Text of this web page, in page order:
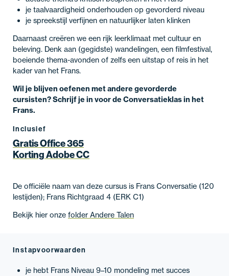
je taalvaardigheid onderhouden op gevorderd niveau
je spreekstijl verfijnen en natuurlijker laten klinken
Daarnaast creëren we een rijk leerklimaat met cultuur en
beleving. Denk aan (gegidste) wandelingen, een filmfestival,
boeiende thema-avonden of zelfs een uitstap of reis in het
kader van het Frans.
Wil je blijven oefenen met andere gevorderde
cursisten? Schrijf je in voor de Conversatieklas in het
Frans.
Inclusief
Gratis Office 365
Korting Adobe CC
De officiële naam van deze cursus is Frans Conversatie (120
lestijden); Frans Richtgraad 4 (ERK C1)
Bekijk hier onze folder Andere Talen
Instapvoorwaarden
je hebt Frans Niveau 9–10 mondeling met succes